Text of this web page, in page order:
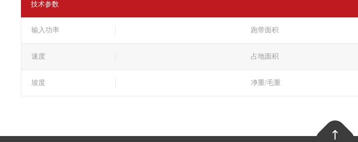
技术参数
输入功率 跑带面积
速度 占地面积
坡度 净重/毛重